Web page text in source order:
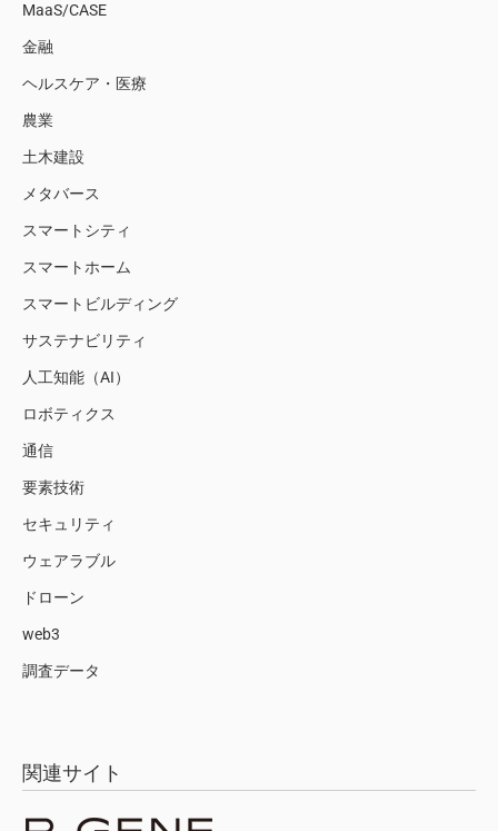
MaaS/CASE
金融
ヘルスケア・医療
農業
土木建設
メタバース
スマートシティ
スマートホーム
スマートビルディング
サステナビリティ
人工知能（AI）
ロボティクス
通信
要素技術
セキュリティ
ウェアラブル
ドローン
web3
調査データ
関連サイト